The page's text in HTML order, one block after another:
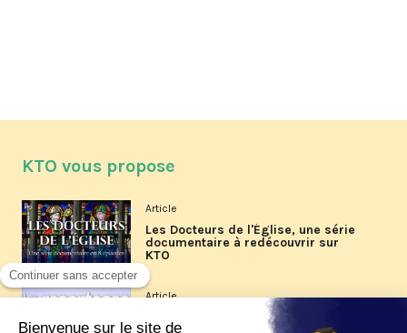
KTO vous propose
Article
Les Docteurs de l'Église, une série
documentaire à redécouvrir sur
KTO
Article
Les reportages d'été 2026 de KTO